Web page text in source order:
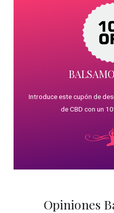
Introduce este cupón de
de CBD con un
Opiniones